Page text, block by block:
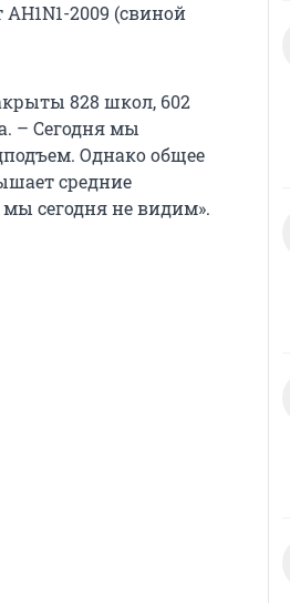
2009 (свиной
828 школ, 602
– Сегодня мы
Однако общее
средние
сегодня не видим».